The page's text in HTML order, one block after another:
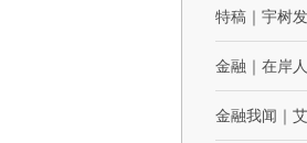
特稿 ｜ 宇树
金融 ｜ 在岸
金融我闻 ｜